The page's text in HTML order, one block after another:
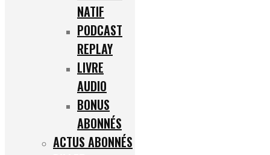
NATIF
PODCAST
REPLAY
LIVRE
AUDIO
BONUS
ABONNÉS
ACTUS ABONNÉS